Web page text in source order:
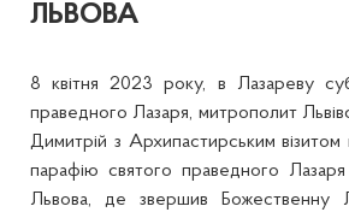
ЛЬВОВА
8 квітня 2023 року, в Лазареву
праведного Лазаря, митрополит
Димитрій з Архипастирським візитом
парафію святого праведного
Львова, де звершив Божественну